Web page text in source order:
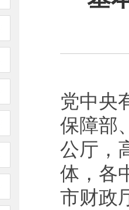
党中央
保障部
公厅，
体，各
市财政